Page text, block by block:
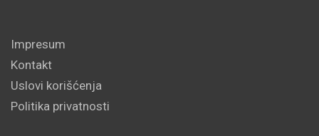
Impresum
Kontakt
Uslovi korišćenja
Politika privatnosti